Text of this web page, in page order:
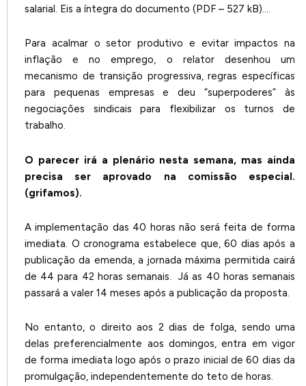
salarial. Eis a íntegra do documento (PDF – 527 kB)….
Para acalmar o setor produtivo e evitar impactos na
inflação e no emprego, o relator desenhou um
mecanismo de transição progressiva, regras específicas
para pequenas empresas e deu “superpoderes” às
negociações sindicais para flexibilizar os turnos de
trabalho.
O parecer irá a plenário nesta semana, mas ainda
precisa ser aprovado na comissão especial.
(grifamos).
A implementação das 40 horas não será feita de forma
imediata. O cronograma estabelece que, 60 dias após a
publicação da emenda, a jornada máxima permitida cairá
de 44 para 42 horas semanais. Já as 40 horas semanais
passará a valer 14 meses após a publicação da proposta.
No entanto, o direito aos 2 dias de folga, sendo uma
delas preferencialmente aos domingos, entra em vigor
de forma imediata logo após o prazo inicial de 60 dias da
promulgação, independentemente do teto de horas.